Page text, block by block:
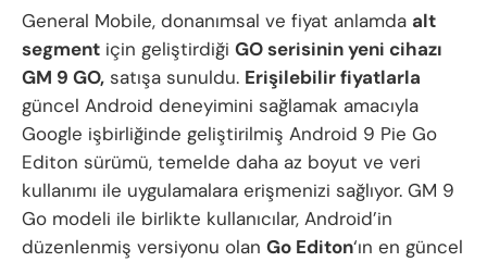
General Mobile, donanımsal ve fiyat anlamda alt
segment için geliştirdiği GO serisinin yeni cihazı
GM 9 GO, satışa sunuldu. Erişilebilir fiyatlarla
güncel Android deneyimini sağlamak amacıyla
Google işbirliğinde geliştirilmiş Android 9 Pie Go
Editon sürümü, temelde daha az boyut ve veri
kullanımı ile uygulamalara erişmenizi sağlıyor. GM 9
Go modeli ile birlikte kullanıcılar, Android’in
düzenlenmiş versiyonu olan Go Editon‘ın en güncel